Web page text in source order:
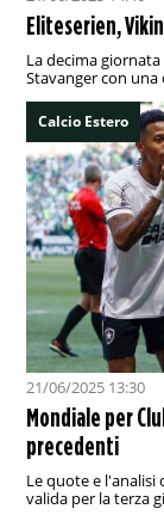
Eliteserien,
La decima
Stavanger con una
Calcio Estero
21/06/2025 13:30
Mondiale per
precedenti
Le quote e
valida per la terza